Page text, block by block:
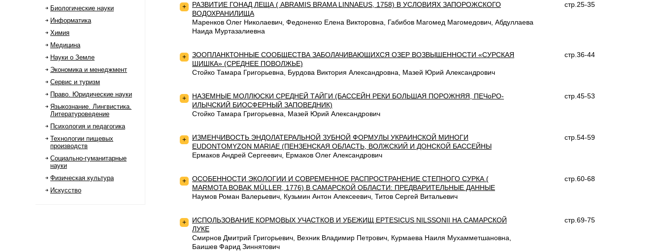
Биологические науки
Информатика
Химия
Медицина
Науки о Земле
Экономика и менеджмент
Сервис и туризм
Право. Юридические науки
Языкознание. Лингвистика.
Литературоведение
Психология и педагогика
Технологии пищевых
производств
Социально-гуманитарные
науки
Физическая культура
Искусство
+
РАЗВИТИЕ ГОНАД ЛЕЩА ( ABRAMIS BRAMA LINNАЕUS, 1758) В УСЛОВИЯХ ЗАПОРОЖСКОГО
ВОДОХРАНИЛИЩА
стр.25-35
Маренков Олег Николаевич, Федоненко Елена Викторовна, Габибов Магомед Магомедович, Абдуллаева
Наида Муртазалиевна
+
ЗООПЛАНКТОННЫЕ СООБЩЕСТВА ЗАБОЛАЧИВАЮЩИХСЯ ОЗЕР ВОЗВЫШЕННОСТИ «СУРСКАЯ
ШИШКА» (СРЕДНЕЕ ПОВОЛЖЬЕ)
стр.36-44
Стойко Тамара Григорьевна, Бурдова Виктория Александровна, Мазей Юрий Александрович
+
НАЗЕМНЫЕ МОЛЛЮСКИ СРЕДНЕЙ ТАЙГИ (БАССЕЙН РЕКИ БОЛЬШАЯ ПОРОЖНЯЯ, ПЕЧоРО-
ИЛЫЧСКИЙ БИОСФЕРНЫЙ ЗАПОВЕДНИК)
стр.45-53
Стойко Тамара Григорьевна, Мазей Юрий Александрович
+
ИЗМЕНЧИВОСТЬ ЭНДОЛАТЕРАЛЬНОЙ ЗУБНОЙ ФОРМУЛЫ УКРАИНСКОЙ МИНОГИ
EUDONTOMYZON MARIAE (ПЕНЗЕНСКАЯ ОБЛАСТЬ, ВОЛЖСКИЙ И ДОНСКОЙ БАССЕЙНЫ
стр.54-59
Ермаков Андрей Сергеевич, Ермаков Олег Александрович
+
ОСОБЕННОСТИ ЭКОЛОГИИ И СОВРЕМЕННОЕ РАСПРОСТРАНЕНИЕ СТЕПНОГО СУРКА (
MARMOTA BOBAK МÜLLЕR, 1776) В САМАРСКОЙ ОБЛАСТИ: ПРЕДВАРИТЕЛЬНЫЕ ДАННЫЕ
стр.60-68
Наумов Роман Валерьевич, Кузьмин Антон Алексеевич, Титов Сергей Витальевич
+
ИСПОЛЬЗОВАНИЕ КОРМОВЫХ УЧАСТКОВ И УБЕЖИЩ EPTESICUS NILSSONII НА САМАРСКОЙ
ЛУКЕ
стр.69-75
Смирнов Дмитрий Григорьевич, Вехник Владимир Петрович, Курмаева Наиля Мухамметшановна,
Баишев Фарид Зиннятович